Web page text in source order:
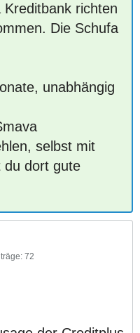
richten
Die Schufa
unabhängig
selbst mit
du dort gute
72